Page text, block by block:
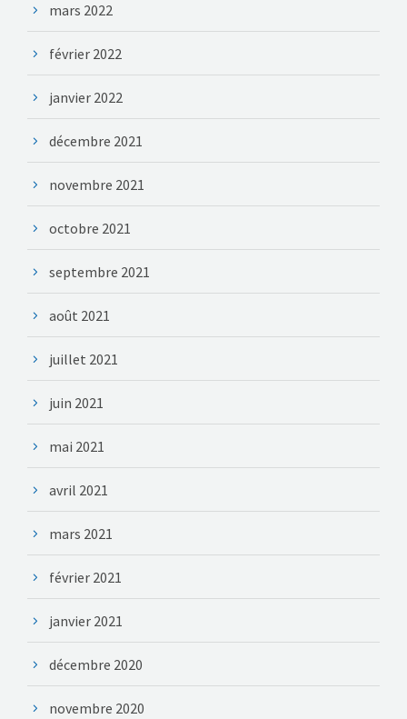
mars 2022
février 2022
janvier 2022
décembre 2021
novembre 2021
octobre 2021
septembre 2021
août 2021
juillet 2021
juin 2021
mai 2021
avril 2021
mars 2021
février 2021
janvier 2021
décembre 2020
novembre 2020